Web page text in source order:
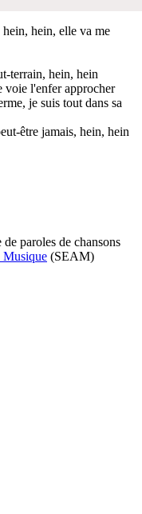
hein, elle va me
terrain, hein, hein
voie l'enfer approcher
je suis tout dans sa
être jamais, hein, hein
paroles de chansons
Musique (SEAM)